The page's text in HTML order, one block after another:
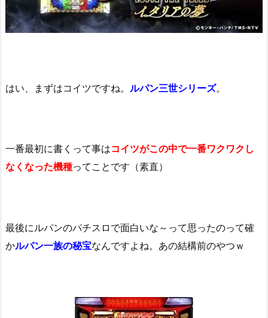
はい、まずはコイツですね。 ルパン三世シリーズ。
一番最初に書くって事はコイツがこの中で一番ワクワクし
なくなった機種ってことです（素直）
最後にルパンのパチスロで面白いな～って思ったのって確
かルパン一族の秘宝なんですよね。あの結構前のやつｗ